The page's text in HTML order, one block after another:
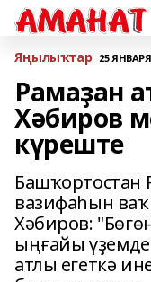
Яңылыҡтар 25 ЯНВАРЯ
Рамаҙан
Хәбиров
күреште
Башҡортостан
вазифаһын
Хәбиров:
ыңғайы
атлы егеткә